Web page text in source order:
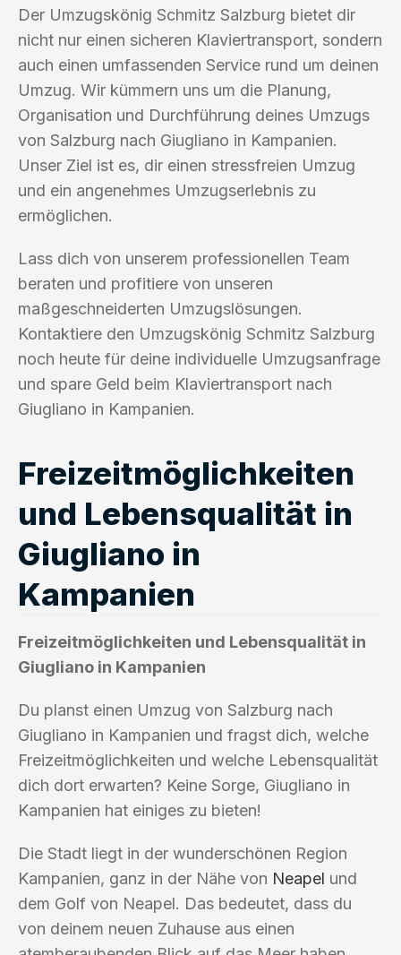
Der Umzugskönig Schmitz Salzburg bietet dir
nicht nur einen sicheren Klaviertransport, sondern
auch einen umfassenden Service rund um deinen
Umzug. Wir kümmern uns um die Planung,
Organisation und Durchführung deines Umzugs
von Salzburg nach Giugliano in Kampanien.
Unser Ziel ist es, dir einen stressfreien Umzug
und ein angenehmes Umzugserlebnis zu
ermöglichen.
Lass dich von unserem professionellen Team
beraten und profitiere von unseren
maßgeschneiderten Umzugslösungen.
Kontaktiere den Umzugskönig Schmitz Salzburg
noch heute für deine individuelle Umzugsanfrage
und spare Geld beim Klaviertransport nach
Giugliano in Kampanien.
Freizeitmöglichkeiten
und Lebensqualität in
Giugliano in
Kampanien
Freizeitmöglichkeiten und Lebensqualität in
Giugliano in Kampanien
Du planst einen Umzug von Salzburg nach
Giugliano in Kampanien und fragst dich, welche
Freizeitmöglichkeiten und welche Lebensqualität
dich dort erwarten? Keine Sorge, Giugliano in
Kampanien hat einiges zu bieten!
Die Stadt liegt in der wunderschönen Region
Kampanien, ganz in der Nähe von Neapel und
dem Golf von Neapel. Das bedeutet, dass du
von deinem neuen Zuhause aus einen